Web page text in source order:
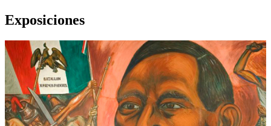
Exposiciones